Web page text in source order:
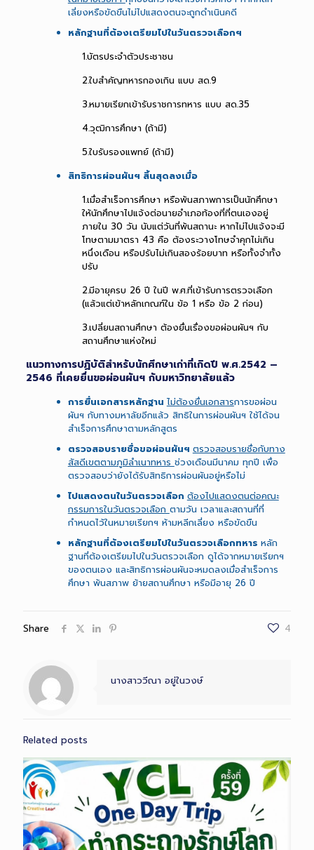
เลี่ยงหรือขัดขืนไม่ไปแสดงตนจะถูกดำเนินคดี
หลักฐานที่ต้องเตรียมไปในวันตรวจเลือกฯ
1.บัตรประจำตัวประชาชน
2.ใบสำคัญทหารกองเกิน แบบ สด.9
3.หมายเรียกเข้ารับราชการทหาร แบบ สด.35
4.วุฒิการศึกษา (ถ้ามี)
5.ใบรับรองแพทย์ (ถ้ามี)
สิทธิการผ่อนผันฯ สิ้นสุดลงเมื่อ
1.เมื่อสำเร็จการศึกษา หรือพ้นสภาพการเป็นนักศึกษา
ให้นักศึกษาไปแจ้งต่อนายอำเภอท้องที่ที่ตนเองอยู่
ภายใน 30 วัน นับแต่วันที่พ้นสถานะ หากไม่ไปแจ้งจะมี
โทษตามมาตรา 43 คือ ต้องระวางโทษจำคุกไม่เกิน
หนึ่งเดือน หรือปรับไม่เกินสองร้อยบาท หรือทั้งจำทั้ง
ปรับ
2.มีอายุครบ 26 ปี ในปี พ.ศ.ที่เข้ารับการตรวจเลือก
(แล้วแต่เข้าหลักเกณฑ์ใน ข้อ 1 หรือ ข้อ 2 ก่อน)
3.เปลี่ยนสถานศึกษา ต้องยื่นเรื่องขอผ่อนผันฯ กับ
สถานศึกษาแห่งใหม่
แนวทางการปฏิบัติสำหรับนักศึกษาเก่าที่เกิดปี พ.ศ.2542 –
2546 ที่เคยยื่นขอผ่อนผันฯ กับมหาวิทยาลัยแล้ว
การยื่นเอกสารหลักฐาน ไม่ต้องยื่นเอกสารการขอผ่อน
ผันฯ กับทางมหาลัยอีกแล้ว สิทธิในการผ่อนผันฯ ใช้ได้จน
สำเร็จการศึกษาตามหลักสูตร
ตรวจสอบรายชื่อขอผ่อนผันฯ ตรวจสอบรายชื่อกับทาง
สัสดีเขตตามภูมิลำเนาทหาร ช่วงเดือนมีนาคม ทุกปี เพื่อ
ตรวจสอบว่ายังได้รับสิทธิการผ่อนผันอยู่หรือไม่
ไปแสดงตนในวันตรวจเลือก ต้องไปแสดงตนต่อคณะ
กรรมการในวันตรวจเลือก ตามวัน เวลาและสถานที่ที่
กำหนดไว้ในหมายเรียกฯ ห้ามหลีกเลี่ยง หรือขัดขืน
หลักฐานที่ต้องเตรียมไปในวันตรวจเลือกทหาร หลัก
ฐานที่ต้องเตรียมไปในวันตรวจเลือก ดูได้จากหมายเรียกฯ
ของตนเอง และสิทธิการผ่อนผันจะหมดลงเมื่อสำเร็จการ
ศึกษา พ้นสภาพ ย้ายสถานศึกษา หรือมีอายุ 26 ปี
Share 4
นางสาววีณา อยู่ในวงษ์
Related posts